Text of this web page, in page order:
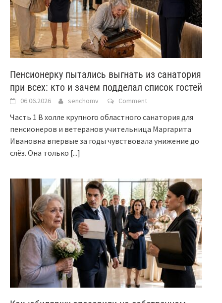
Пенсионерку пытались выгнать из санатория
при всех: кто и зачем подделал список гостей
06.06.2026 senchomv Comment
Часть 1 В холле крупного областного санатория для
пенсионеров и ветеранов учительница Маргарита
Ивановна впервые за годы чувствовала унижение до
слёз. Она только [...]